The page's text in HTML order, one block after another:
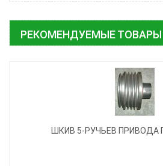
РЕКОМЕНДУЕМЫЕ ТОВАРЫ
ШКИВ 5-РУЧЬЕВ ПРИВОДА